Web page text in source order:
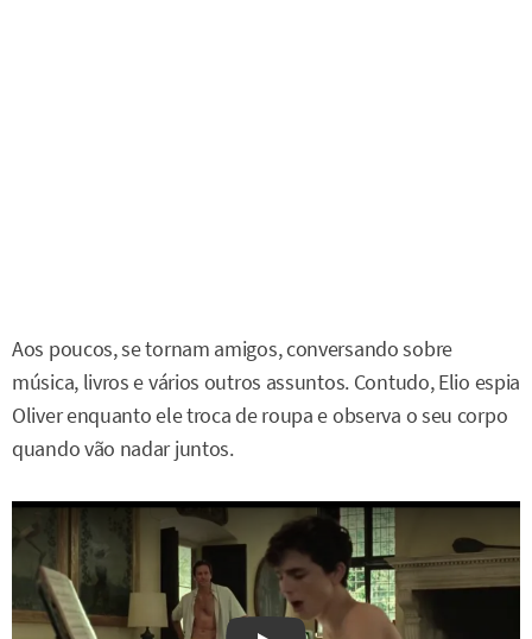
Aos poucos, se tornam amigos, conversando sobre
música, livros e vários outros assuntos. Contudo, Elio espia
Oliver enquanto ele troca de roupa e observa o seu corpo
quando vão nadar juntos.